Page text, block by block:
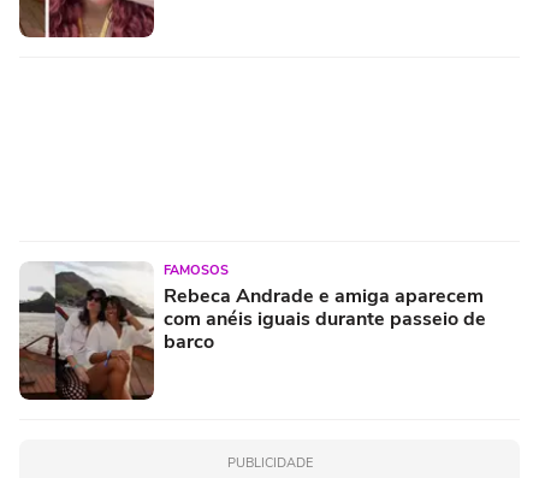
FAMOSOS
Rebeca Andrade e amiga aparecem
com anéis iguais durante passeio de
barco
PUBLICIDADE